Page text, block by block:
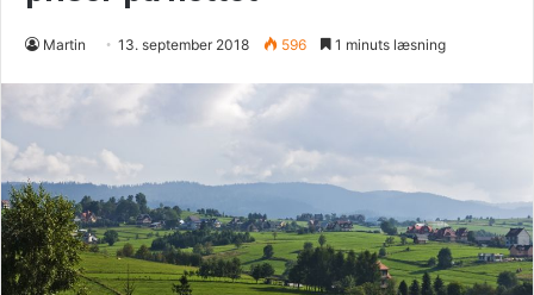
Martin 13. september 2018 596 1 minuts læsning